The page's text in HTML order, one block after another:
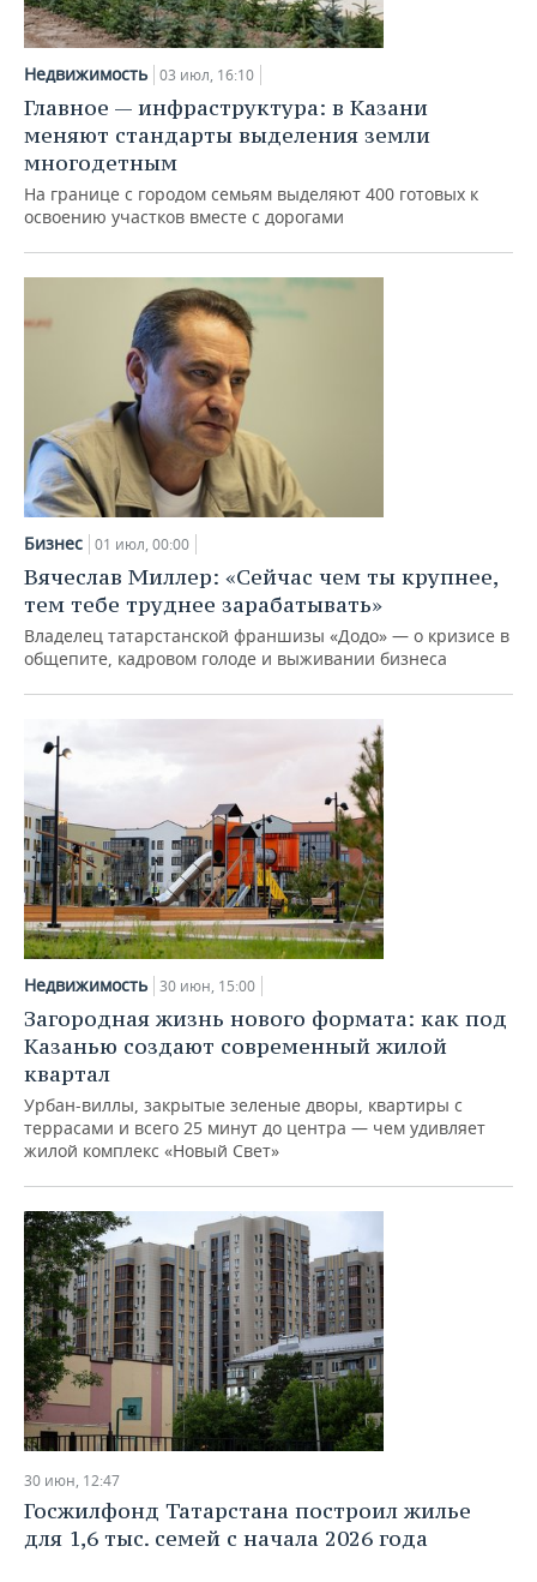
Недвижимость 03 июл, 16:10
Главное — инфраструктура: в Казани
меняют стандарты выделения земли
многодетным
На границе с городом семьям выделяют 400 готовых к
освоению участков вместе с дорогами
Бизнес 01 июл, 00:00
Вячеслав Миллер: «Сейчас чем ты крупнее,
тем тебе труднее зарабатывать»
Владелец татарстанской франшизы «Додо» — о кризисе в
общепите, кадровом голоде и выживании бизнеса
Недвижимость 30 июн, 15:00
Загородная жизнь нового формата: как под
Казанью создают современный жилой
квартал
Урбан-виллы, закрытые зеленые дворы, квартиры с
террасами и всего 25 минут до центра — чем удивляет
жилой комплекс «Новый Свет»
30 июн, 12:47
Госжилфонд Татарстана построил жилье
для 1,6 тыс. семей с начала 2026 года